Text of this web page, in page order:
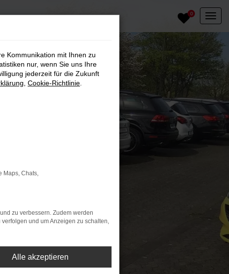
0
Kommunikation mit Ihnen zu
nur, wenn Sie uns Ihre
jederzeit für die Zukunft
Cookie-Richtlinie
Maps, Chats,
zu verbessern. Zudem werden
und um Anzeigen zu schalten,
Alle akzeptieren